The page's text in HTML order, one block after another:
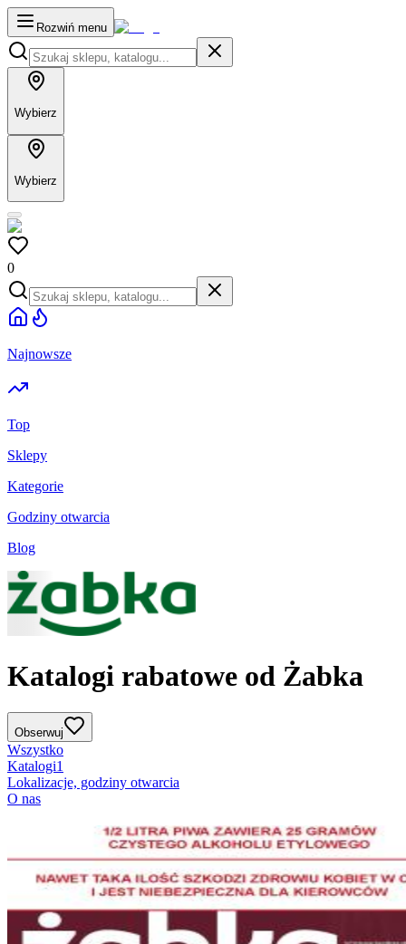
Rozwiń menu
Wybierz
Wybierz
0
Najnowsze
Top
Sklepy
Kategorie
Godziny otwarcia
Blog
Katalogi rabatowe od Żabka
Obserwuj
Wszystko
Katalogi1
Lokalizacje, godziny otwarcia
O nas